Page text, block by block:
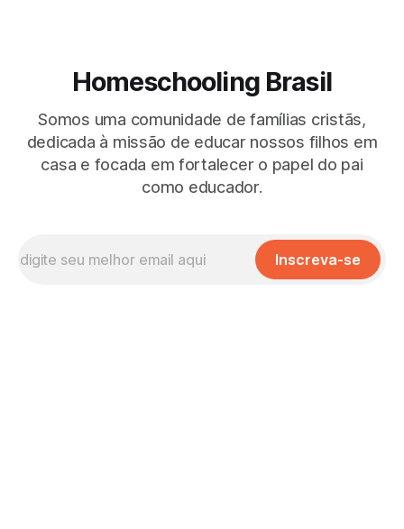
Homeschooling Brasil
Somos uma comunidade de famílias cristãs,
dedicada à missão de educar nossos filhos em
casa e focada em fortalecer o papel do pai
como educador.
Inscreva-se